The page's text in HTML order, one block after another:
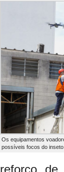
Os equipamentos
possíveis focos do